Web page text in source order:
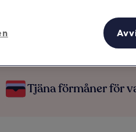
Tjäna förmåner för